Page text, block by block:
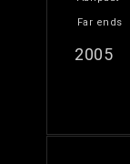
Far ends
2005